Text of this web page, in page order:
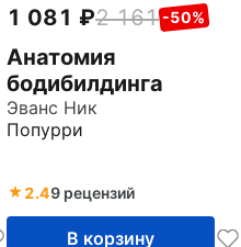
1 081 2 161 -50%
Анатомия
бодибилдинга
Эванс Ник
Попурри
2.49 рецензий
В корзину